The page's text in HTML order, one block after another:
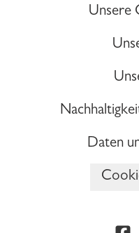
Unsere
Daten